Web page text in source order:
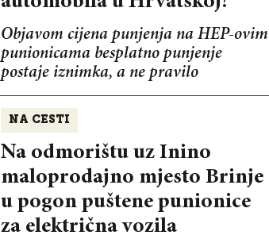
Objavom cijena punjenja na HEP-ovim
punionicama besplatno punjenje
postaje iznimka, a ne pravilo
NA CESTI
Na odmorištu uz Inino
maloprodajno mjesto Brinje
u pogon puštene punionice
za električna vozila